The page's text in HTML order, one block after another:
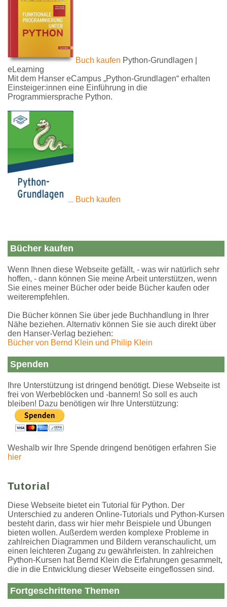
Buch kaufen Python-Grundlagen |
eLearning
Mit dem Hanser eCampus „Python-Grundlagen“ erhalten
Einsteiger:innen eine Einführung in die
Programmiersprache Python.
Buch kaufen
Bücher kaufen
Wenn Ihnen diese Webseite gefällt, - was wir natürlich sehr
hoffen, - dann können Sie meine Arbeit unterstützen, wenn
Sie eines meiner Bücher oder beide Bücher kaufen oder
weiterempfehlen.
Die Bücher können Sie über jede Buchhandlung in Ihrer
Nähe beziehen. Alternativ können Sie sie auch direkt über
den Hanser-Verlag beziehen:
Bücher von Bernd Klein und Philip Klein
Spenden
Ihre Unterstützung ist dringend benötigt. Diese Webseite ist
frei von Werbeblöcken und -bannern! So soll es auch
bleiben! Dazu benötigen wir Ihre Unterstützung:
Weshalb wir Ihre Spende dringend benötigen erfahren Sie
hier
Tutorial
Diese Webseite bietet ein Tutorial für Python. Der
Unterschied zu anderen Online-Tutorials und Python-Kursen
besteht darin, dass wir hier mehr Beispiele und Übungen
bieten wollen. Außerdem werden komplexe Probleme in
zahlreichen Diagrammen und Bildern veranschaulicht, um
einen leichteren Zugang zu gewährleisten. In zahlreichen
Python-Kursen hat Bernd Klein die Erfahrungen gesammelt,
die in die Entwicklung dieser Webseite eingeflossen sind.
Fortgeschrittene Themen